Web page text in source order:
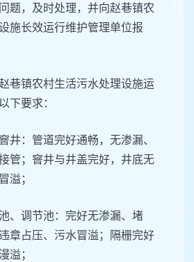
题，及时处理，并向赵巷镇农
施长效运行维护管理单位报
巷镇农村生活污水处理设施运
下要求：
井：管道完好通畅，无渗漏、
管；窨井与井盖完好，井底无
溢；
、调节池：完好无渗漏、堵
章占压、污水冒溢；隔栅完好
溢；